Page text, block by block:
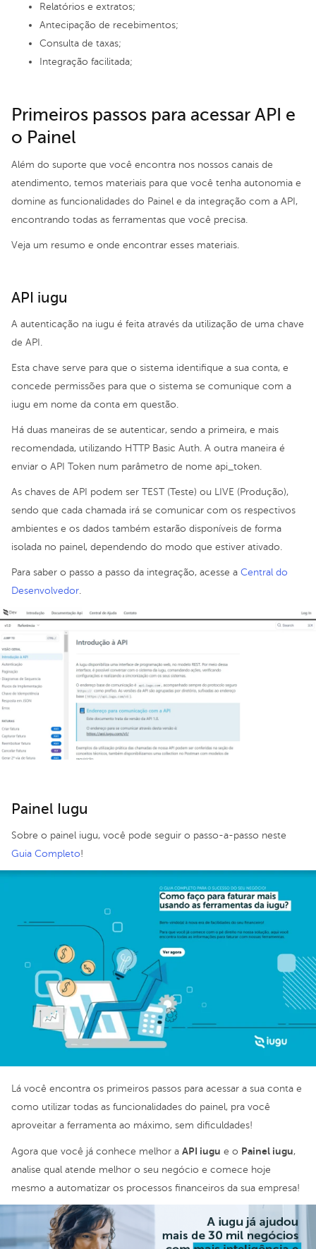
Relatórios e extratos;
Antecipação de recebimentos;
Consulta de taxas;
Integração facilitada;
Primeiros passos para acessar API e
o Painel
Além do suporte que você encontra nos nossos canais de
atendimento, temos materiais para que você tenha autonomia e
domine as funcionalidades do Painel e da integração com a API,
encontrando todas as ferramentas que você precisa.
Veja um resumo e onde encontrar esses materiais.
API iugu
A autenticação na iugu é feita através da utilização de uma chave
de API.
Esta chave serve para que o sistema identifique a sua conta, e
concede permissões para que o sistema se comunique com a
iugu em nome da conta em questão.
Há duas maneiras de se autenticar, sendo a primeira, e mais
recomendada, utilizando HTTP Basic Auth. A outra maneira é
enviar o API Token num parâmetro de nome api_token.
As chaves de API podem ser TEST (Teste) ou LIVE (Produção),
sendo que cada chamada irá se comunicar com os respectivos
ambientes e os dados também estarão disponíveis de forma
isolada no painel, dependendo do modo que estiver ativado.
Para saber o passo a passo da integração, acesse a Central do
Desenvolvedor
Painel Iugu
Sobre o painel iugu, você pode seguir o passo-a-passo neste
Guia Completo!
Lá você encontra os primeiros passos para acessar a sua conta e
como utilizar todas as funcionalidades do painel, pra você
aproveitar a ferramenta ao máximo, sem dificuldades!
Agora que você já conhece melhor a API iugu e o Painel iugu,
analise qual atende melhor o seu negócio e comece hoje
mesmo a automatizar os processos financeiros da sua empresa!